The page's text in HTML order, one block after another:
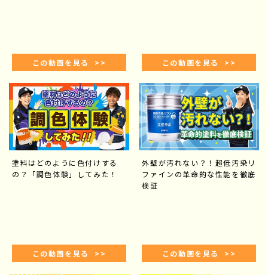
この動画を見る >> この動画を見る >>
塗料はどのように色付けする
の？「調色体験」してみた！
この動画を見る >>
外壁が汚れない？！超低汚染リ
ファインの革命的な性能を徹底
検証
この動画を見る >>